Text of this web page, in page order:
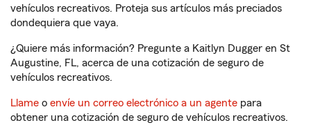
vehículos recreativos. Proteja sus artículos más preciados
dondequiera que vaya.
¿Quiere más información? Pregunte a Kaitlyn Dugger en St
Augustine, FL, acerca de una cotización de seguro de
vehículos recreativos.
Llame o envíe un correo electrónico a un agente para
obtener una cotización de seguro de vehículos recreativos.